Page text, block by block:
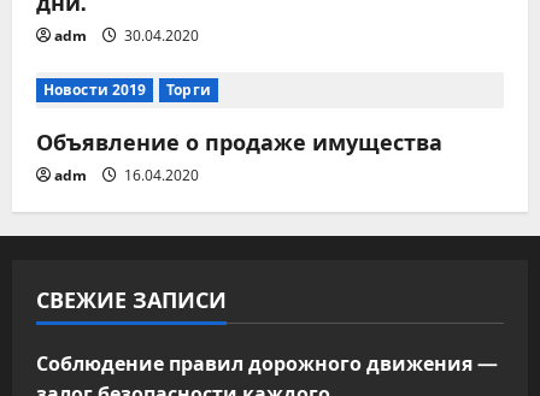
adm 30.04.2020
Новости 2019 Торги
Объявление о продаже имущества
adm 16.04.2020
СВЕЖИЕ ЗАПИСИ
Соблюдение правил дорожного движения —